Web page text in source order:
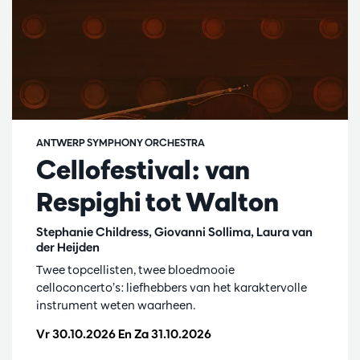
Cellofestival: van
Respighi tot Walton
Stephanie Childress, Giovanni Sollima, Laura van
der Heijden
ANTWERP SYMPHONY ORCHESTRA
Vr 30.10.2026 EnZa 31.10.2026
Twee topcellisten, twee bloedmooie
celloconcerto’s: liefhebbers van het karaktervolle
instrument weten waarheen.